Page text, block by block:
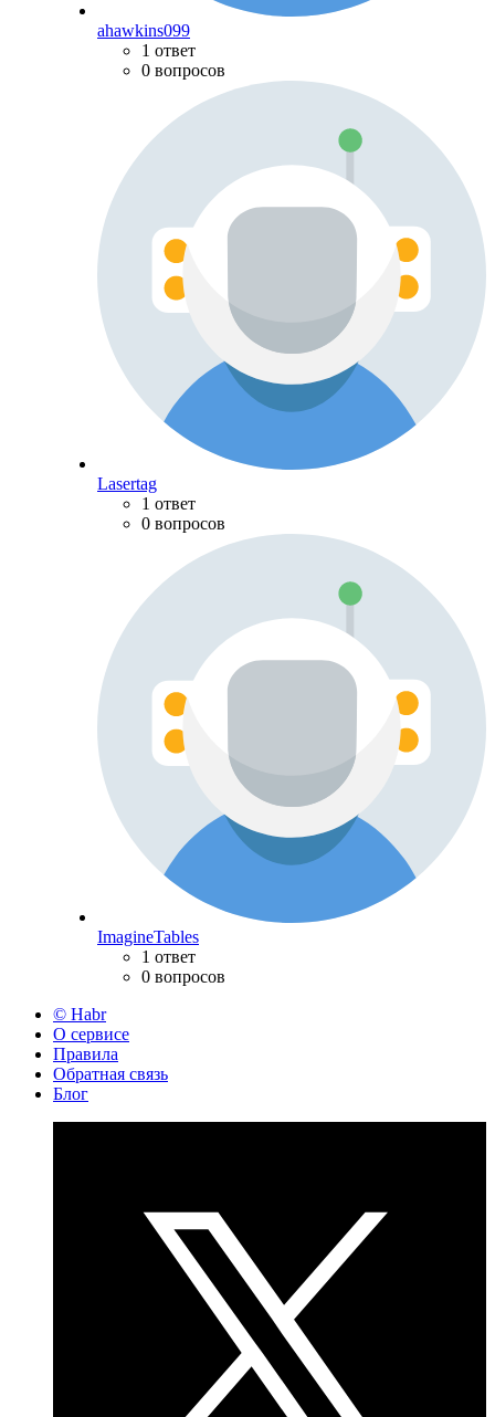
ahawkins099
1 ответ
0 вопросов
Lasertag
1 ответ
0 вопросов
ImagineTables
1 ответ
0 вопросов
© Habr
О сервисе
Правила
Обратная связь
Блог